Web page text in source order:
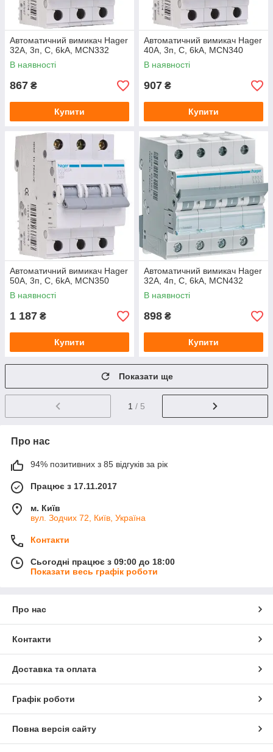
Автоматичний вимикач Hager
32A, 3п, C, 6kA, MCN332
В наявності
867 ₴
Купити
Автоматичний вимикач Hager
40A, 3п, C, 6kA, MCN340
В наявності
907 ₴
Купити
Автоматичний вимикач Hager
50A, 3п, C, 6kA, MCN350
В наявності
1 187 ₴
Купити
Автоматичний вимикач Hager
32A, 4п, C, 6kA, MCN432
В наявності
898 ₴
Купити
Показати ще
1 / 5
Про нас
94% позитивних з 85 відгуків за рік
Працює з 17.11.2017
м. Київ
вул. Зодчих 72, Київ, Україна
Контакти
Сьогодні працює з 09:00 до 18:00
Показати весь графік роботи
Про нас
Контакти
Доставка та оплата
Графік роботи
Повна версія сайту